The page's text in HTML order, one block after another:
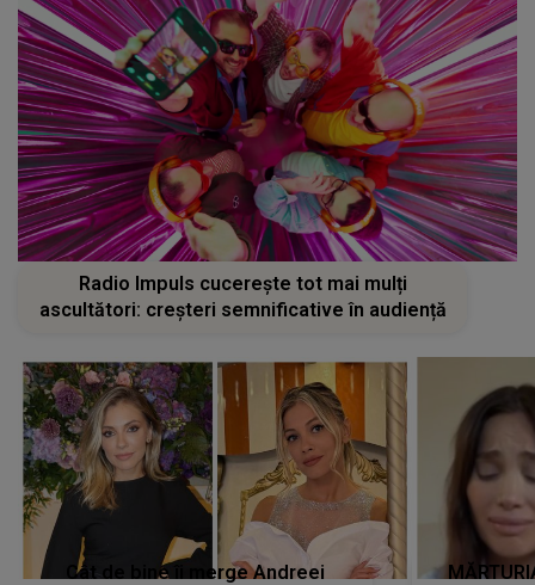
Radio Impuls cucerește tot mai mulți
ascultători: creșteri semnificative în audiență
Cât de bine îi merge Andreei